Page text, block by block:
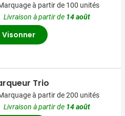
à partir de 100 unités
Livraison à partir de 14 août
Visonner
Trio
à partir de 200 unités
Livraison à partir de 14 août